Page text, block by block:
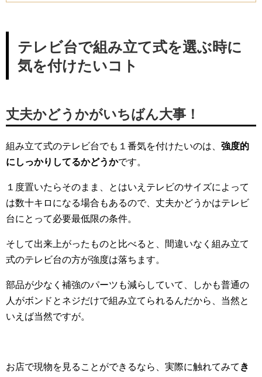
テレビ台で組み立て式を選ぶ時に
気を付けたいコト
丈夫かどうかがいちばん大事！
組み立て式のテレビ台でも１番気を付けたいのは、 強度的
にしっかりしてるかどうかです。
１度置いたらそのまま、とはいえテレビのサイズによって
は数十キロになる場合もあるので、丈夫かどうかはテレビ
台にとって必要最低限の条件。
そして出来上がったものと比べると、間違いなく組み立て
式のテレビ台の方が強度は落ちます。
部品が少なく補強のパーツも減らしていて、しかも普通の
人がボンドとネジだけで組み立てられるんだから、当然と
いえば当然ですが。
お店で現物を見ることができるなら、実際に触れてみて き